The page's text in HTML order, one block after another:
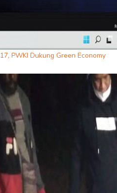
PWKI Dukung Green Economy